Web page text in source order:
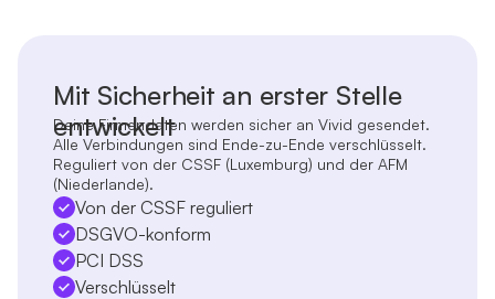
Mit Sicherheit an erster Stelle
entwickelt
Deine Firmendaten werden sicher an Vivid gesendet.
Alle Verbindungen sind Ende-zu-Ende verschlüsselt.
Reguliert von der CSSF (Luxemburg) und der AFM
(Niederlande).
Von der CSSF reguliert
DSGVO-konform
PCI DSS
Verschlüsselt